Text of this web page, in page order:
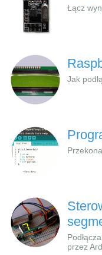
Łącz
Jak
przez